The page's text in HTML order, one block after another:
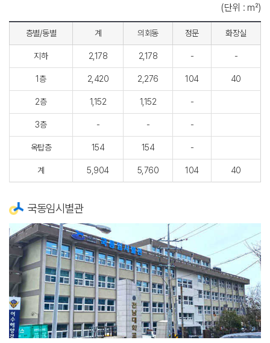
(단위 : ㎡)
층별/동별 계 의회동 정문 화장실
지하 2,178 2,178 - -
1층 2,420 2,276 104 40
2층 1,152 1,152 -
3층 - - -
옥탑층 154 154 -
계 5,904 5,760 104 40
국동임시별관